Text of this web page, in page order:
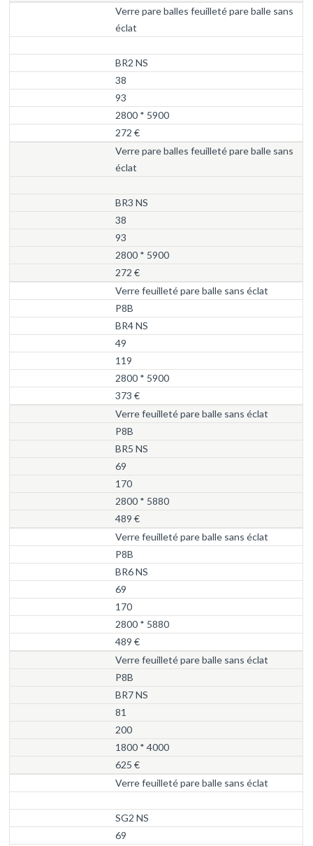
Verre pare balles feuilleté pare balle sans
éclat
BR2 NS
38
93
2800 * 5900
272 €
Verre pare balles feuilleté pare balle sans
éclat
BR3 NS
38
93
2800 * 5900
272 €
Verre feuilleté pare balle sans éclat
P8B
BR4 NS
49
119
2800 * 5900
373 €
Verre feuilleté pare balle sans éclat
P8B
BR5 NS
69
170
2800 * 5880
489 €
Verre feuilleté pare balle sans éclat
P8B
BR6 NS
69
170
2800 * 5880
489 €
Verre feuilleté pare balle sans éclat
P8B
BR7 NS
81
200
1800 * 4000
625 €
Verre feuilleté pare balle sans éclat
SG2 NS
69